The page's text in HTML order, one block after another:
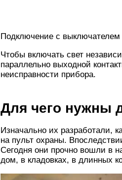
Подключение с выключателем
Чтобы включать свет
параллельно выходной
неисправности прибора.
Для чего нужны
Изначально их разработали,
на пульт охраны.
Сегодня они прочно вошли в
дом, в кладовках, в длинных